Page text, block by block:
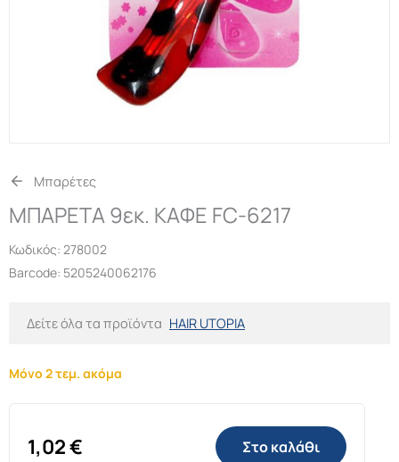
Μπαρέτες
ΜΠΑΡΕΤΑ 9εκ. ΚΑΦΕ FC-6217
Κωδικός: 278002
Barcode: 5205240062176
Δείτε όλα τα προϊόντα HAIR UTOPIA
Μόνο 2 τεμ. ακόμα
1,02€ Στο καλάθι